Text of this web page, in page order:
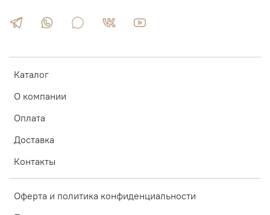
Каталог
О компании
Оплата
Доставка
Контакты
Оферта и политика конфиденциальности